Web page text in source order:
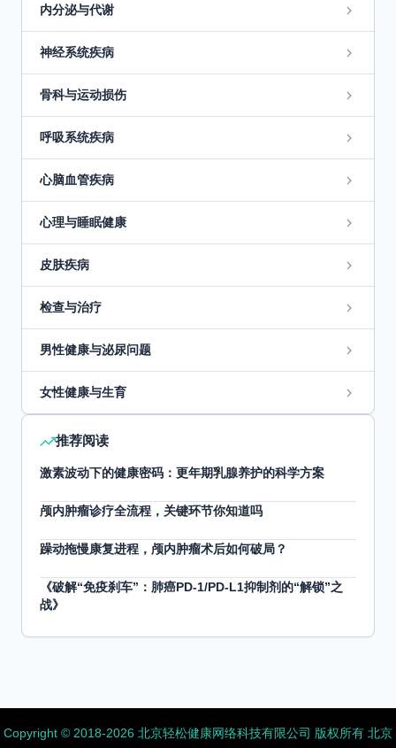
内分泌与代谢
神经系统疾病
骨科与运动损伤
呼吸系统疾病
心脑血管疾病
心理与睡眠健康
皮肤疾病
检查与治疗
男性健康与泌尿问题
女性健康与生育
推荐阅读
激素波动下的健康密码：更年期乳腺养护的科学方案
颅内肿瘤诊疗全流程，关键环节你知道吗
躁动拖慢康复进程，颅内肿瘤术后如何破局？
《破解“免疫刹车”：肺癌PD-1/PD-L1抑制剂的“解锁”之
战》
Copyright ©️ 2018-2026 北京轻松健康网络科技有限公司 版权所有 北京